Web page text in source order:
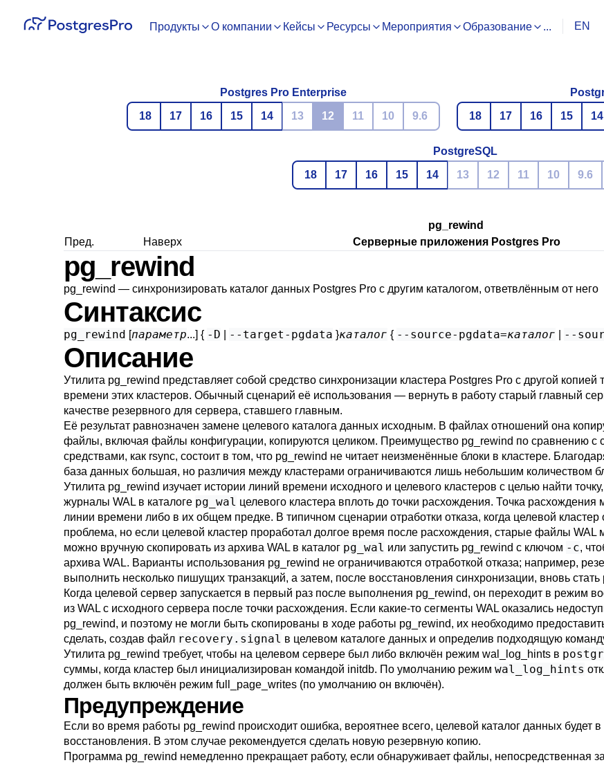
Продукты О компании Кейсы Ресурсы Мероприятия Образование ... EN
Postgres Pro Enterprise
18
17 16 15 14 13 12 11 10 9.6
18
17 16 15 14
PostgreSQL
18
17 16 15 14 13 12 11 10 9.6
pg_rewind
Пред.
Наверх Серверные приложения Postgres Pro
pg_rewind
pg_rewind — синхронизировать каталог данных Postgres Pro с другим каталогом, ответвлённым от него
Синтаксис
pg_rewind [параметр...] { -D --target-pgdata }каталог { --source-pgdata=каталог --
Описание
Утилита pg_rewind представляет собой средство синхронизации кластера Postgres Pro с другой
времени этих кластеров. Обычный сценарий её использования — вернуть в работу старый главный
качестве резервного для сервера, ставшего главным.
Её результат равнозначен замене целевого каталога данных исходным. В файлах отношений она
файлы, включая файлы конфигурации, копируются целиком. Преимущество pg_rewind по сравнению с
средствами, как rsync, состоит в том, что pg_rewind не читает неизменённые блоки в кластере.
база данных большая, но различия между кластерами ограничиваются лишь небольшим количеством
Утилита pg_rewind изучает истории линий времени исходного и целевого кластеров с целью найти
журналы WAL в каталоге pg_wal целевого кластера вплоть до точки расхождения. Точка
линии времени либо в их общем предке. В типичном сценарии отработки отказа, когда целевой
проблема, но если целевой кластер проработал долгое время после расхождения, старые файлы WAL
можно вручную скопировать из архива WAL в каталог pg_wal или запустить pg_rewind с ключом -c,
архива WAL. Варианты использования pg_rewind не ограничиваются отработкой отказа; например,
выполнить несколько пишущих транзакций, а затем, после восстановления синхронизации, вновь
Когда целевой сервер запускается в первый раз после выполнения pg_rewind, он переходит в режим
из WAL с исходного сервера после точки расхождения. Если какие-то сегменты WAL оказались
pg_rewind, и поэтому не могли быть скопированы в ходе работы pg_rewind, их необходимо
сделать, создав файл recovery.signal в целевом каталоге данных и определив подходящую
Утилита pg_rewind требует, чтобы на целевом сервере был либо включён режим wal_log_hints в
суммы, когда кластер был инициализирован командой initdb. По умолчанию режим wal_log_hints
должен быть включён режим full_page_writes (по умолчанию он включён).
Предупреждение
Если во время работы pg_rewind происходит ошибка, вероятнее всего, целевой каталог данных будет
восстановления. В этом случае рекомендуется сделать новую резервную копию.
Программа pg_rewind немедленно прекращает работу, если обнаруживает файлы, непосредственная